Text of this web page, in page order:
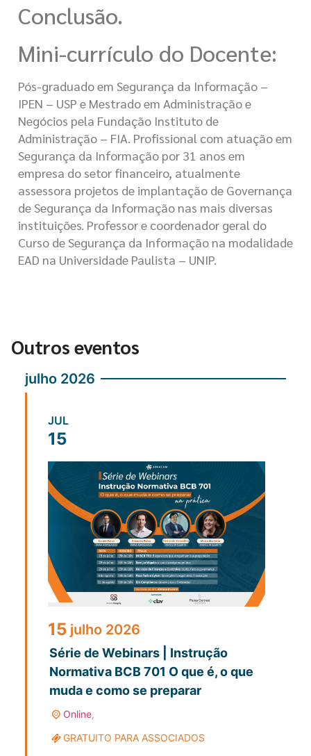
Conclusão.
Mini-currículo do Docente:
Pós-graduado em Segurança da Informação –
IPEN – USP e Mestrado em Administração e
Negócios pela Fundação Instituto de
Administração – FIA. Profissional com atuação em
Segurança da Informação por 31 anos em
empresa do setor financeiro, atualmente
assessora projetos de implantação de Governança
de Segurança da Informação nas mais diversas
instituições. Professor e coordenador geral do
Curso de Segurança da Informação na modalidade
EAD na Universidade Paulista – UNIP.
Outros eventos
julho 2026
JUL
15
15 julho 2026
Série de Webinars | Instrução
Normativa BCB 701 O que é, o que
muda e como se preparar
Online,
GRATUITO PARA ASSOCIADOS